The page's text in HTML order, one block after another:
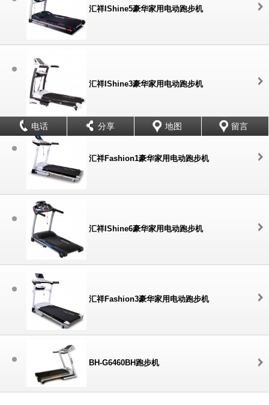
汇祥IShine5豪华家用电动跑步机
汇祥IShine3豪华家用电动跑步机
汇祥Fashion1豪华家用电动跑步机
汇祥IShine6豪华家用电动跑步机
汇祥Fashion3豪华家用电动跑步机
BH-G6460BH跑步机
电话 分享 地图 留言